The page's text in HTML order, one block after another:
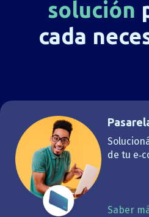
solución
cada
de tu
Saber